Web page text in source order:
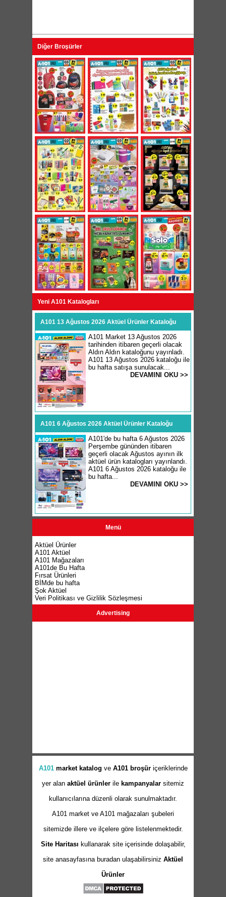
Diğer Broşürler
Yeni A101 Katalogları
A101 13 Ağustos 2026 Aktüel Ürünler Kataloğu
A101 Market 13 Ağustos 2026
tarihinden itibaren geçerli olacak
Aldın Aldın kataloğunu yayınladı.
A101 13 Ağustos 2026 kataloğu ile
bu hafta satışa sunulacak...
DEVAMINI OKU >>
A101 6 Ağustos 2026 Aktüel Ürünler Kataloğu
A101'de bu hafta 6 Ağustos 2026
Perşembe gününden itibaren
geçerli olacak Ağustos ayının ilk
aktüel ürün katalogları yayınlandı.
A101 6 Ağustos 2026 kataloğu ile
bu hafta...
DEVAMINI OKU >>
Menü
Aktüel Ürünler
A101 Aktüel
A101 Mağazaları
A101de Bu Hafta
Fırsat Ürünleri
BİMde bu hafta
Şok Aktüel
Veri Politikası ve Gizlilik Sözleşmesi
Advertising
A101 market katalog ve A101 broşüriçeriklerinde
yer alan aktüel ürünler ile kampanyalar sitemiz
kullanıcılarına düzenli olarak sunulmaktadır.
A101 market ve A101 mağazaları şubeleri
sitemizde illere ve ilçelere göre listelenmektedir.
Site Haritası kullanarak site içerisinde dolaşabilir,
site anasayfasına buradan ulaşabilirsiniz Aktüel
Ürünler